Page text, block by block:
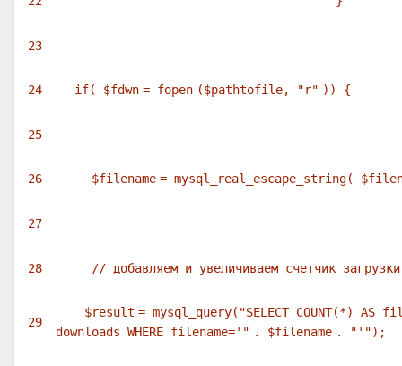
23
24 if( $fdwn = fopen ($pathtofile, "r" )) {
25
26 $filename = mysql_real_escape_string(
27
28 // добавляем и увеличиваем счетчик
29
$result = mysql_query( "SELECT COUNT(*) AS
downloads WHERE filename='" . $filename . "'");